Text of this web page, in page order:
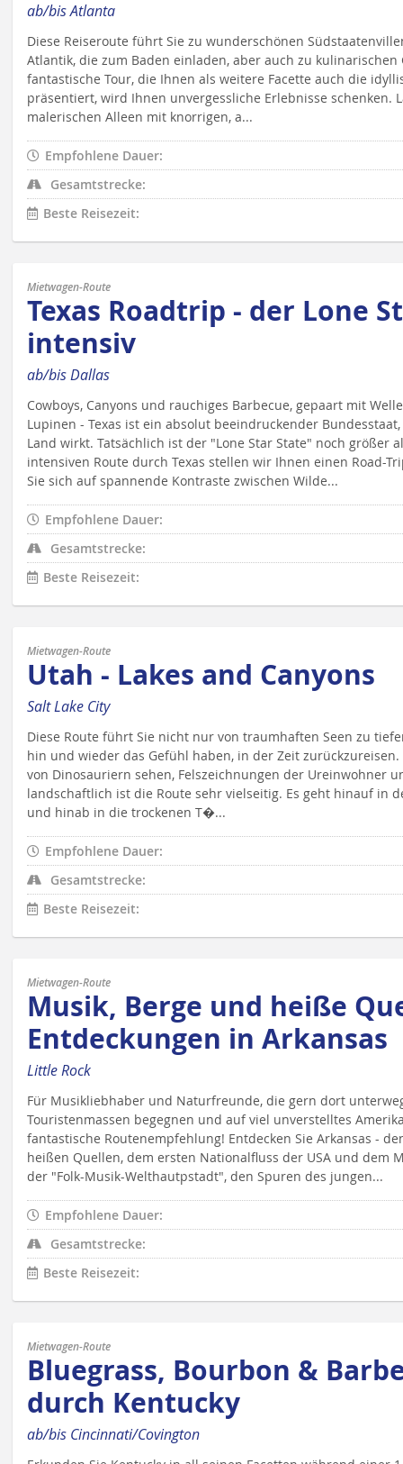
ab/bis Atlanta
Diese Reiseroute führt Sie zu wunderschönen
Atlantik, die zum Baden einladen, aber auch zu kulinarischen
fantastische Tour, die Ihnen als weitere Facette auch die
präsentiert, wird Ihnen unvergessliche Erlebnisse schenken.
malerischen Alleen mit knorrigen, a...
Empfohlene Dauer:
Gesamtstrecke:
Beste Reisezeit:
Mietwagen-Route
Texas Roadtrip - der Lone
intensiv
ab/bis Dallas
Cowboys, Canyons und rauchiges Barbecue, gepaart mit
Lupinen - Texas ist ein absolut beeindruckender
Land wirkt. Tatsächlich ist der "Lone Star State" noch größer
intensiven Route durch Texas stellen wir Ihnen einen Road-
Sie sich auf spannende Kontraste zwischen Wilde...
Empfohlene Dauer:
Gesamtstrecke:
Beste Reisezeit:
Mietwagen-Route
Utah - Lakes and Canyons
Salt Lake City
Diese Route führt Sie nicht nur von traumhaften Seen zu
hin und wieder das Gefühl haben, in der Zeit zurückzureisen.
von Dinosauriern sehen, Felszeichnungen der Ureinwohner
landschaftlich ist die Route sehr vielseitig. Es geht hinauf in
und hinab in die trockenen T�...
Empfohlene Dauer:
Gesamtstrecke:
Beste Reisezeit:
Mietwagen-Route
Musik, Berge und heiße
Entdeckungen in Arkansas
Little Rock
Für Musikliebhaber und Naturfreunde, die gern dort
Touristenmassen begegnen und auf viel unverstelltes
fantastische Routenempfehlung! Entdecken Sie Arkansas -
heißen Quellen, dem ersten Nationalfluss der USA und dem
der "Folk-Musik-Welthautpstadt", den Spuren des jungen...
Empfohlene Dauer:
Gesamtstrecke:
Beste Reisezeit:
Mietwagen-Route
Bluegrass, Bourbon &
durch Kentucky
ab/bis Cincinnati/Covington